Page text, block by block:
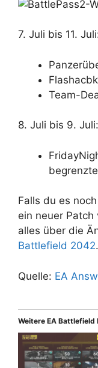
7. Juli bis 11.
Team-
8. Juli bis 9. Juli:
Falls du es
ein neuer
alles über die
Battlefield 2042.
Quelle: EA
Weitere EA Battlefield